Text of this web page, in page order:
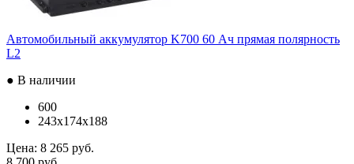
Автомобильный аккумулятор K700 60 Ач прямая полярность
L2
● В наличии
600
243x174x188
Цена: 8 265 руб.